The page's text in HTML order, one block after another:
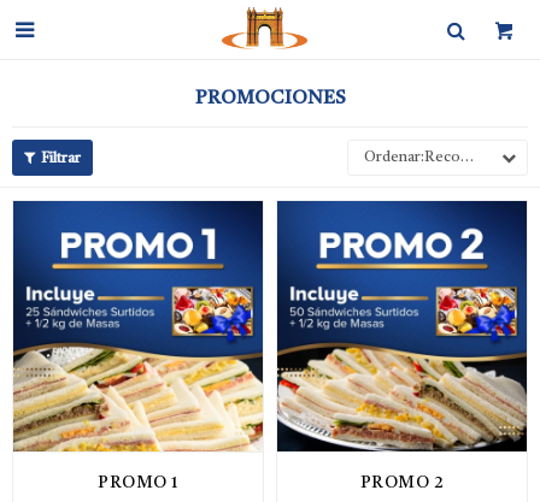

PROMOCIONES
Recomendados
PROMO 1 PROMO 2